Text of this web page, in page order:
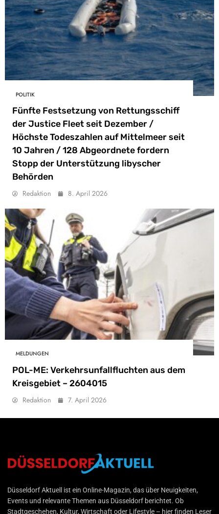
POLITIK
Fünfte Festsetzung von Rettungsschiff
der Justice Fleet seit Dezember /
Höchste Todeszahlen auf Mittelmeer seit
10 Jahren / 128 Abgeordnete fordern
Stopp der Unterstützung libyscher
Behörden
Redaktion 8. April 2026
MELDUNGEN
POL-ME: Verkehrsunfallfluchten aus dem
Kreisgebiet – 2604015
Redaktion 7. April 2026
Düsseldorf Aktuell
Düsseldorf Aktuell ist ein Online-Magazin, das über Neuigkeiten,
Events und relevante Themen aus Düsseldorf berichtet. Ob
Stadtgeschehen, Kultur, Wirtschaft oder Lifestyle – hier finden Leser